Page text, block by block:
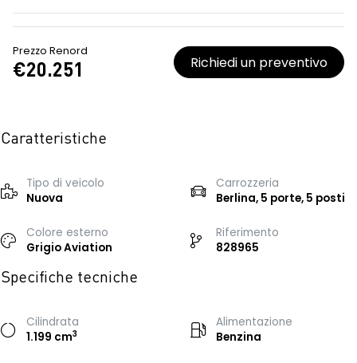
Prezzo Renord
€20.251 Richiedi un preventivo
Caratteristiche
Tipo di veicolo
Nuova
Carrozzeria
Berlina, 5 porte, 5 posti
Colore esterno
Grigio Aviation
Riferimento
828965
Specifiche tecniche
Cilindrata
1.199 cm3
Alimentazione
Benzina